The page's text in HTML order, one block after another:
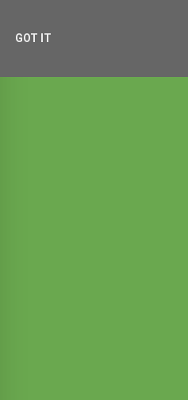
GOT IT